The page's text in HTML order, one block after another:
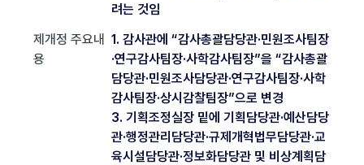
려는 것임
제개정 주요내
용
1. 감사관에 “감사총괄담당관·민원조사팀장
·연구감사팀장·사학감사팀장”을 “감사총괄
담당관·민원조사담당관·연구감사팀장·사학
감사팀장·상시감찰팀장”으로 변경
3. 기획조정실장 밑에 기획담당관·예산담당
관·행정관리담당관·규제개혁법무담당관·교
육시설담당관·정보화담당관 및 비상계획담